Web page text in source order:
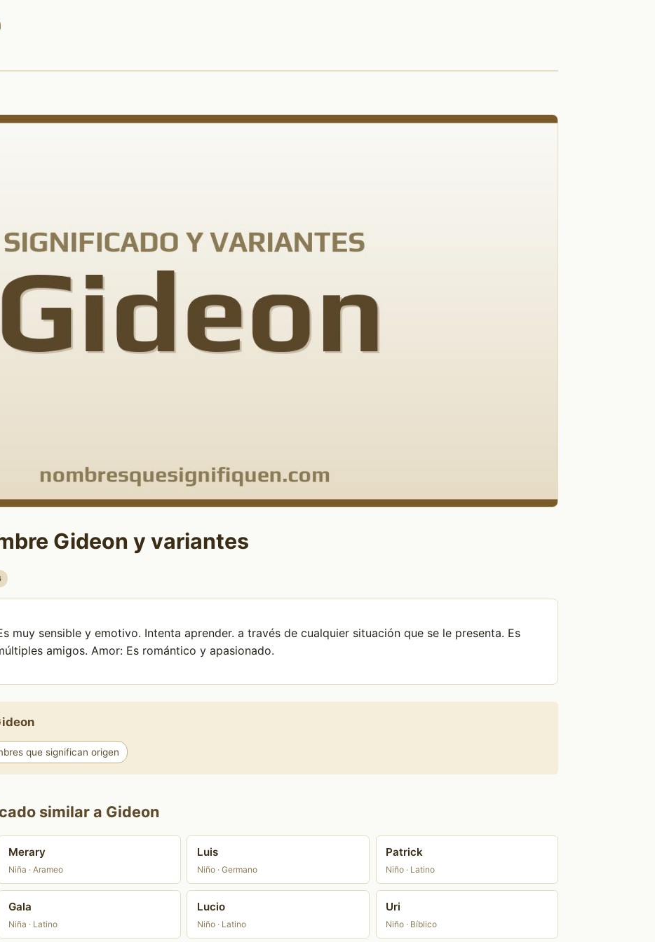
Gideon y variantes
muy sensible y emotivo. Intenta aprender. a través de cualquier situación que se le presenta. Es
amigos. Amor: Es romántico y apasionado.
que significan origen
similar a Gideon
Merary
Niña · Arameo
Luis
Niño · Germano
Patrick
Niño · Latino
Gala
Niña · Latino
Lucio
Niño · Latino
Uri
Niño · Bíblico